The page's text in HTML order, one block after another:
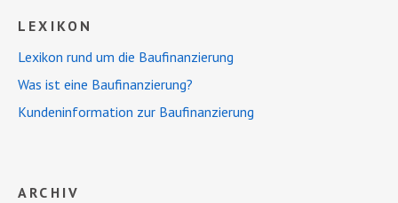
LEXIKON
Lexikon rund um die Baufinanzierung
Was ist eine Baufinanzierung?
Kundeninformation zur Baufinanzierung
ARCHIV